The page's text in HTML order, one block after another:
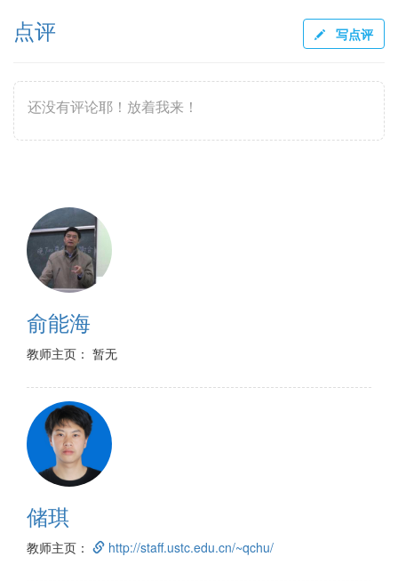
点评 写点评
还没有评论耶！放着我来！
俞能海
教师主页： 暂无
储琪
教师主页： http://staff.ustc.edu.cn/~qchu/